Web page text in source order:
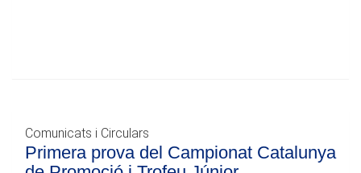
Comunicats i Circulars
Primera prova del Campionat Catalunya